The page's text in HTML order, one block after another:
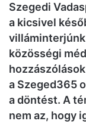
Szegedi
a kicsivel
közösségi
a Szeged365
a döntést. A
nem az, hogy